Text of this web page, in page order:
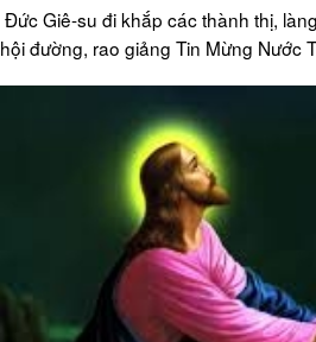
Đức Giê-su đi khắp các thành thị,
hội đường, rao giảng Tin Mừng Nước